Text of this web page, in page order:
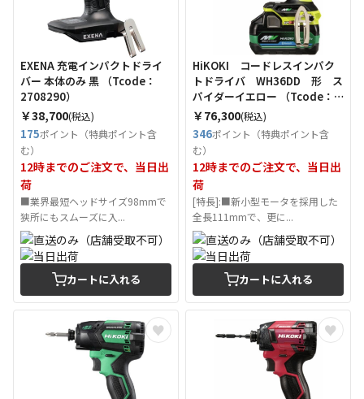
EXENA 充電インパクトドライ
バー 本体のみ 黒 （Tcode：
2708290）
￥38,700(税込)
175ポイント（特典ポイント含
む）
12時までのご注文で、当日出
荷
■業界最短ヘッドサイズ98mmで
狭所にもスムーズに入...
カートに入れる
HiKOKI コードレスインパク
トドライバ WH36DD 形 ス
パイダーイエロー （Tcode：
6744028）
￥76,300(税込)
346ポイント（特典ポイント含
む）
12時までのご注文で、当日出
荷
[特長]:■新小型モータを採用した
全長111mmで、更に...
カートに入れる